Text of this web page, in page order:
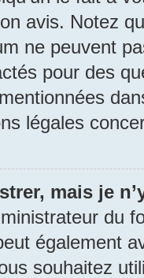
avis. Notez
ne peuvent
pour des
légales
mais je
du
également
souhaitez